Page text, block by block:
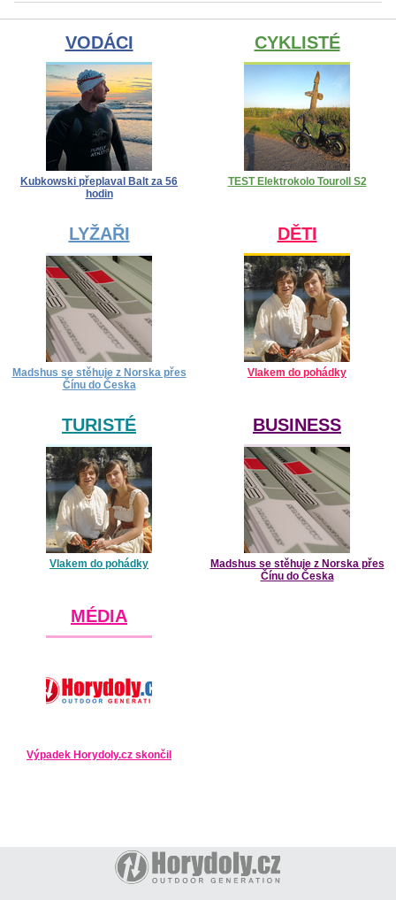
VODÁCI
Kubkowski přeplaval Balt za 56
hodin
CYKLISTÉ
TEST Elektrokolo Touroll S2
LYŽAŘI
Madshus se stěhuje z Norska přes
Čínu do Česka
DĚTI
Vlakem do pohádky
TURISTÉ
Vlakem do pohádky
BUSINESS
Madshus se stěhuje z Norska přes
Čínu do Česka
MÉDIA
Výpadek Horydoly.cz skončil